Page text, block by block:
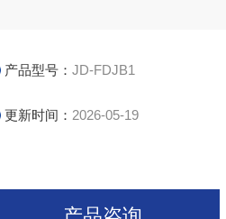
产品型号： JD-FDJB1
更新时间： 2026-05-19